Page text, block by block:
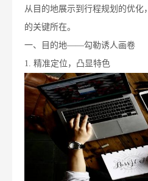
从目的地展示到行程规划的优化
的关键所在。
一、目的地——勾勒诱人画卷
1. 精准定位，凸显特色